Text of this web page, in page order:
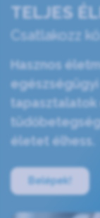
TELJES
Csatlakozz
Hasznos
tapasztalatok
életet élhess.
Belépek!